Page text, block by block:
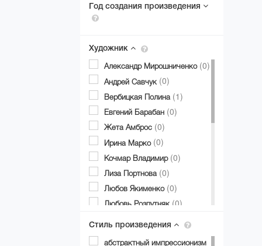
Год создания произведения
Художник
Александр Мирошниченко (0)
Андрей Савчук (0)
Вербицкая Полина (1)
Евгений Барабан (0)
Жета Амброс (0)
Ирина Марко (0)
Кочмар Владимир (0)
Лиза Портнова (0)
Любов Якименко (0)
Любовь Розпутняк (0)
Стиль произведения
абстрактный импрессионизм